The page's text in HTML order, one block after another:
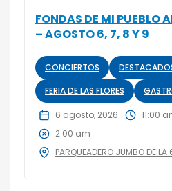
FONDAS DE MI PUEBLO
– AGOSTO 6, 7, 8 Y 9
CONCIERTOS
FERIA DE LAS FLORES
6 agosto, 2026 11:00
2:00 am
PARQUEADERO JUMBO DE LA